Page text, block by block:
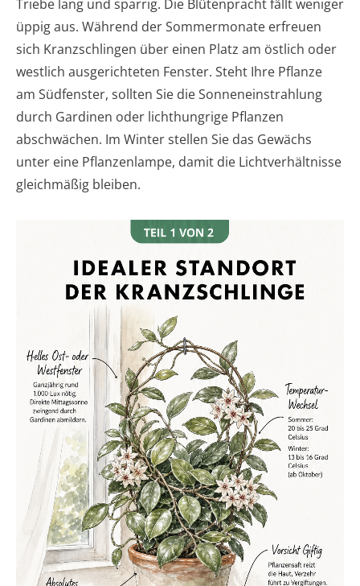
Triebe lang und sparrig. Die Blütenpracht fällt weniger
üppig aus. Während der Sommermonate erfreuen
sich Kranzschlingen über einen Platz am östlich oder
westlich ausgerichteten Fenster. Steht Ihre Pflanze
am Südfenster, sollten Sie die Sonneneinstrahlung
durch Gardinen oder lichthungrige Pflanzen
abschwächen. Im Winter stellen Sie das Gewächs
unter eine Pflanzenlampe, damit die Lichtverhältnisse
gleichmäßig bleiben.